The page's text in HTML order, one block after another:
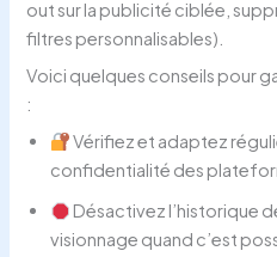
out sur la publicité ciblée,
filtres personnalisables).
Voici quelques conseils pour
:
Vérifiez et adaptez
confidentialité des
Désactivez l’historique
visionnage quand c’est